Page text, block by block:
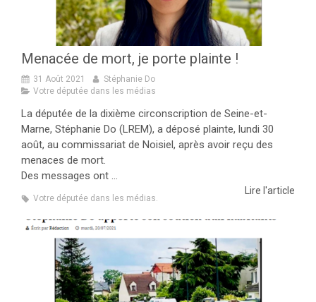
Menacée de mort, je porte plainte !
31 Août 2021
Stéphanie Do
Votre députée dans les médias
La députée de la dixième circonscription de Seine-et-
Marne, Stéphanie Do (LREM), a déposé plainte, lundi 30
août, au commissariat de Noisiel, après avoir reçu des
menaces de mort.
Des messages ont ...
Lire l'article
Votre députée dans les médias.